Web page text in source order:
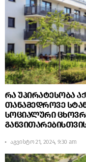
რა უპირატესობა
თანამედროვე
სოციალური
აგვისტო 21, 2024, 9:30 am